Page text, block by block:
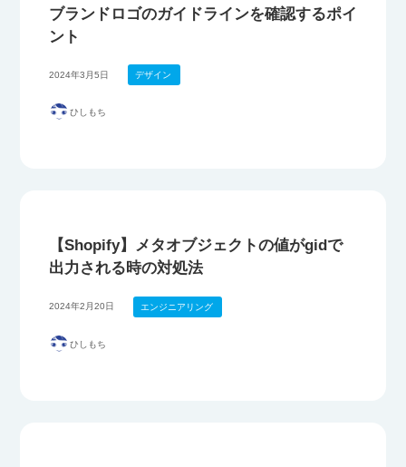
ブランドロゴのガイドラインを確認するポイ
ント
2024年3月5日 デザイン
ひしもち
【Shopify】メタオブジェクトの値がgidで
出力される時の対処法
2024年2月20日 エンジニアリング
ひしもち